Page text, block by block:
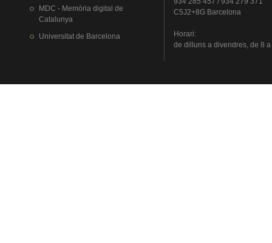
MDC - Memòria digital de
Catalunya
Universitat de Barcelona
C5J2+8G Barcelona
Horari:
de dillunsa divendres, de 8